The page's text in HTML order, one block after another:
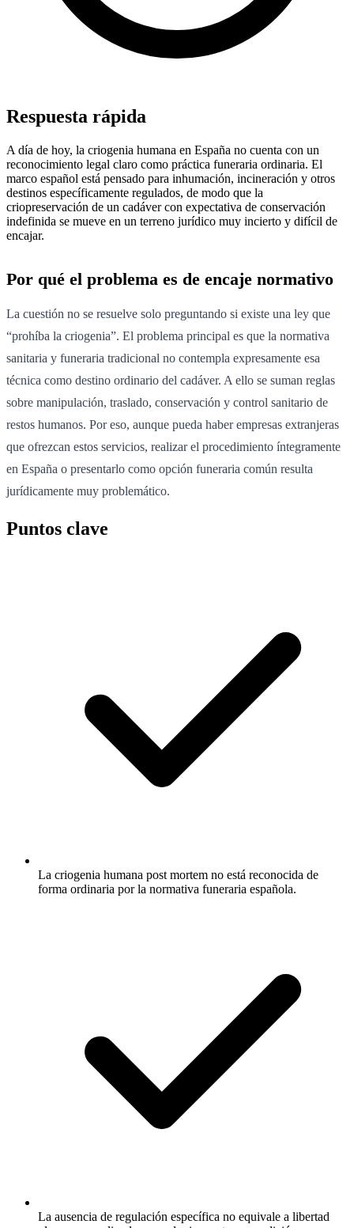
Respuesta rápida
A día de hoy, la criogenia humana en España no cuenta con un
reconocimiento legal claro como práctica funeraria ordinaria. El
marco español está pensado para inhumación, incineración y otros
destinos específicamente regulados, de modo que la
criopreservación de un cadáver con expectativa de conservación
indefinida se mueve en un terreno jurídico muy incierto y difícil de
encajar.
Por qué el problema es de encaje normativo
La cuestión no se resuelve solo preguntando si existe una ley que
“prohíba la criogenia”. El problema principal es que la normativa
sanitaria y funeraria tradicional no contempla expresamente esa
técnica como destino ordinario del cadáver. A ello se suman reglas
sobre manipulación, traslado, conservación y control sanitario de
restos humanos. Por eso, aunque pueda haber empresas extranjeras
que ofrezcan estos servicios, realizar el procedimiento íntegramente
en España o presentarlo como opción funeraria común resulta
jurídicamente muy problemático.
Puntos clave
La criogenia humana post mortem no está reconocida de
forma ordinaria por la normativa funeraria española.
La ausencia de regulación específica no equivale a libertad